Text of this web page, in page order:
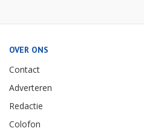
OVER ONS
Contact
Adverteren
Redactie
Colofon